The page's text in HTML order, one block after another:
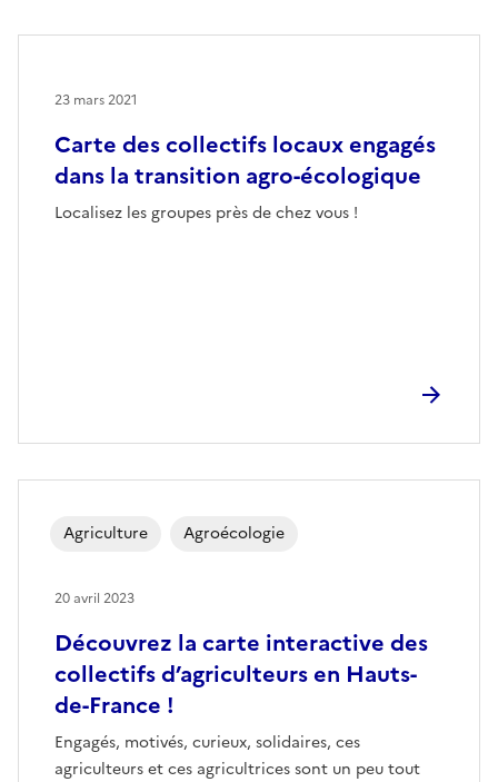
Carte des collectifs locaux engagés
dans la transition agro-écologique
Localisez les groupes près de chez vous !
23 mars 2021
Découvrez la carte interactive des
collectifs d’agriculteurs en Hauts-
de-France !
Engagés, motivés, curieux, solidaires, ces
agriculteurs et ces agricultrices sont un peu tout
Agriculture Agroécologie
20 avril 2023